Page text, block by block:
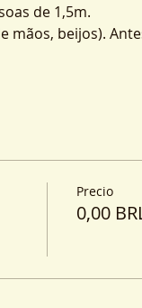
de 1,5m.
mãos, beijos).
Precio
0,00